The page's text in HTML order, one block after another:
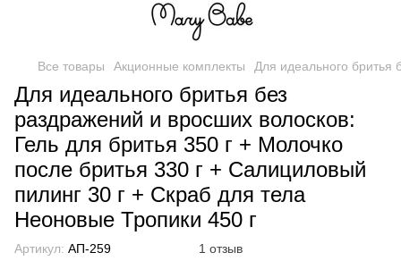
Все товары Акционные комплекты Для идеального бритья
Для идеального бритья без
раздражений и вросших волосков:
Гель для бритья 350 г + Молочко
после бритья 330 г + Салициловый
пилинг 30 г + Скраб для тела
Неоновые Тропики 450 г
Артикул: АП-259 1 отзыв